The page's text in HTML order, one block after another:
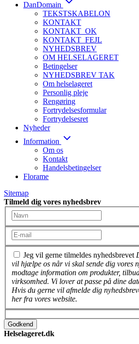
DanDomain
TEKSTSKABELON
KONTAKT
KONTAKT_OK
KONTAKT_FEJL
NYHEDSBREV
OM HELSELAGERET
Betingelser
NYHEDSBREV TAK
Om helselageret
Personlig pleje
Rengøring
Fortrydelsesformular
Fortrydelsesret
Nyheder
Information
Om os
Kontakt
Handelsbetingelser
Florame
Sitemap
Tilmeld dig vores nyhedsbrev
Jeg vil gerne tilmeldes nyhedsbrevet
vil hjælpe os når vi skal sende dig vores
modtage information om produkter,
virksomhed. Vi lover at passe på dine
Hvis du gerne vil afmelde dig
her fra vores website.
Godkend
Helselageret.dk